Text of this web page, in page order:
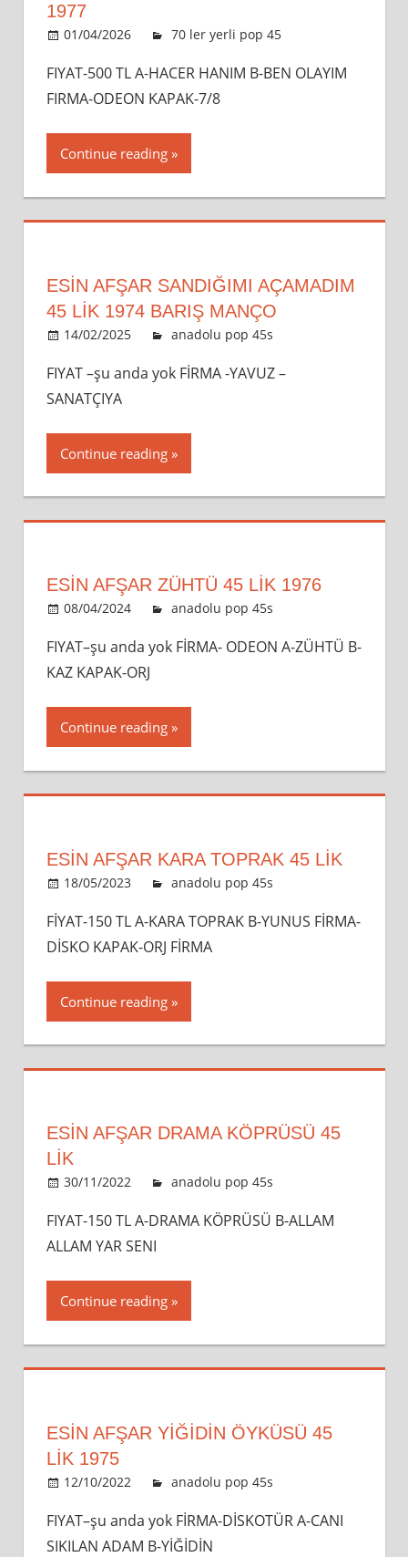
1977
01/04/2026 admin
70 ler yerli pop 45
FIYAT-500 TL A-HACER HANIM B-BEN OLAYIM
FIRMA-ODEON KAPAK-7/8
Continue reading
ESİN AFŞAR SANDIĞIMI AÇAMADIM
45 LİK 1974 BARIŞ MANÇO
14/02/2025 admin
anadolu pop 45s
FIYAT –şu anda yok FİRMA -YAVUZ –
SANATÇIYA
Continue reading
ESİN AFŞAR ZÜHTÜ 45 LİK 1976
08/04/2024 admin
anadolu pop 45s
FIYAT–şu anda yok FİRMA- ODEON A-ZÜHTÜ B-
KAZ KAPAK-ORJ
Continue reading
ESİN AFŞAR KARA TOPRAK 45 LİK
18/05/2023 admin
anadolu pop 45s
FİYAT-150 TL A-KARA TOPRAK B-YUNUS FİRMA-
DİSKO KAPAK-ORJ FİRMA
Continue reading
ESİN AFŞAR DRAMA KÖPRÜSÜ 45
LİK
30/11/2022 admin
anadolu pop 45s
FIYAT-150 TL A-DRAMA KÖPRÜSÜ B-ALLAM
ALLAM YAR SENI
Continue reading
ESİN AFŞAR YIĞIDIN ÖYKÜSÜ 45
LİK 1975
12/10/2022 admin
anadolu pop 45s
FIYAT–şu anda yok FİRMA-DİSKOTÜR A-CANI
SIKILAN ADAM B-YİĞİDİN